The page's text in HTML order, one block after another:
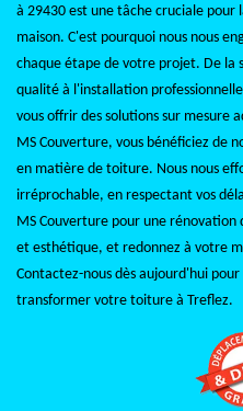
à 29430 est une tâche cruciale
maison. C'est pourquoi nous nous
chaque étape de votre projet. De la
qualité à l'installation
vous offrir des solutions sur mesure
MS Couverture, vous bénéficiez de
en matière de toiture. Nous nous
irréprochable, en respectant vos
MS Couverture pour une
et esthétique, et redonnez à votre
Contactez-nous dès aujourd'hui
transformer votre toiture à Treflez.